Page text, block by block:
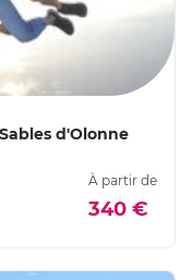
d'Olonne
À partir de
340 €